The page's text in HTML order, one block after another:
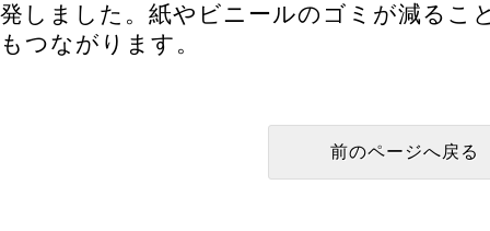
発しました。紙やビニールのゴミが減るこ
もつながります。